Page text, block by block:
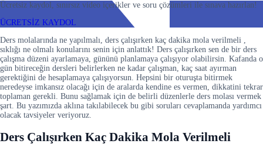
Ücretsiz kaydol, sınırsız video içerikler ve soru çözümleri ile sınava hazırlan!
ÜCRETSİZ KAYDOL
Ders molalarında ne yapılmalı, ders çalışırken kaç dakika mola verilmeli ,
sıklığı ne olmalı konularını senin için anlattık! Ders çalışırken sen de bir ders
çalışma düzeni ayarlamaya, gününü planlamaya çalışıyor olabilirsin. Kafanda o
gün bitireceğin dersleri belirlerken ne kadar çalışman, kaç saat ayırman
gerektiğini de hesaplamaya çalışıyorsun. Hepsini bir oturuşta bitirmek
neredeyse imkansız olacağı için de aralarda kendine es vermen, dikkatini tekrar
toplaman gerekli. Bunu sağlamak için de belirli düzenlerle ders molası vermek
şart. Bu yazımızda aklına takılabilecek bu gibi soruları cevaplamanda yardımcı
olacak tavsiyeler veriyoruz.
Ders Çalışırken Kaç Dakika Mola Verilmeli